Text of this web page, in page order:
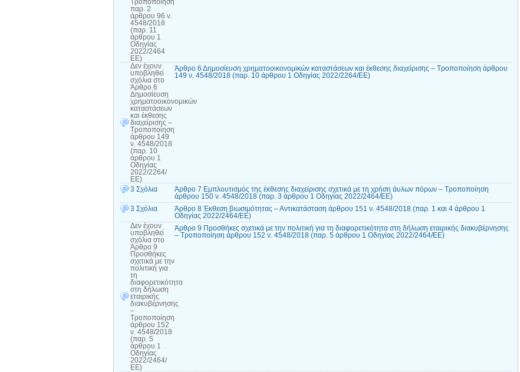
Τροποποίηση
παρ. 2
άρθρου 96 ν.
4548/2018
(παρ. 11
άρθρου 1
Οδηγίας
2022/2464
ΕΕ)
Δεν έχουν
υποβληθεί
σχόλια στο
Άρθρο 6
Δημοσίευση
χρηματοοικονομικών
καταστάσεων
και έκθεσης
διαχείρισης –
Τροποποίηση
άρθρου 149
ν. 4548/2018
(παρ. 10
άρθρου 1
Οδηγίας
2022/2264/
ΕΕ)
Άρθρο 6 Δημοσίευση χρηματοοικονομικών καταστάσεων και έκθεσης διαχείρισης – Τροποποίηση άρθρου
149 ν. 4548/2018 (παρ. 10 άρθρου 1 Οδηγίας 2022/2264/ΕΕ)
3 Σχόλια
Άρθρο 7 Εμπλουτισμός της έκθεσης διαχείρισης σχετικά με τη χρήση άυλων πόρων – Τροποποίηση
άρθρου 150 ν. 4548/2018 (παρ. 3 άρθρου 1 Οδηγίας 2022/2464/ΕΕ)
3 Σχόλια
Άρθρο 8 Έκθεση βιωσιμότητας – Αντικατάσταση άρθρου 151 ν. 4548/2018 (παρ. 1 και 4 άρθρου 1
Οδηγίας 2022/2464/ΕΕ)
Δεν έχουν
υποβληθεί
σχόλια στο
Άρθρο 9
Προσθήκες
σχετικά με την
πολιτική για
τη
διαφορετικότητα
στη δήλωση
εταιρικής
διακυβέρνησης
–
Τροποποίηση
άρθρου 152
ν. 4548/2018
(παρ. 5
άρθρου 1
Οδηγίας
2022/2464/
ΕΕ)
Άρθρο 9 Προσθήκες σχετικά με την πολιτική για τη διαφορετικότητα στη δήλωση εταιρικής διακυβέρνησης
– Τροποποίηση άρθρου 152 ν. 4548/2018 (παρ. 5 άρθρου 1 Οδηγίας 2022/2464/ΕΕ)